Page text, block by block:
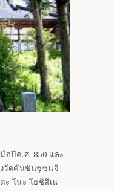
อปีค.ศ. 850 และ
งวัดคันซันชูซนจิ